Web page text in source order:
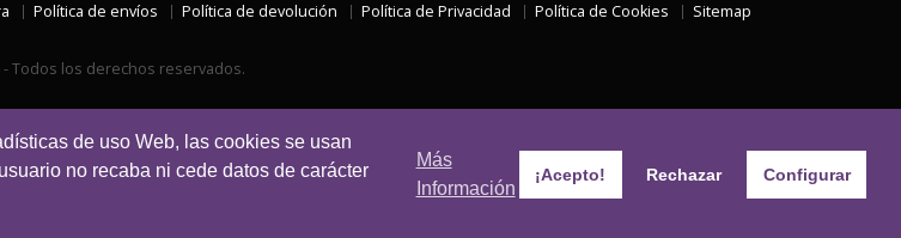
de uso Web, las cookies se usan
no recaba ni cede datos de carácter
Más
Información
¡Acepto! Rechazar Configurar
Política de envíos Política de devolución Política de Privacidad Política de Cookies Sitemap
- Todos los derechos reservados.